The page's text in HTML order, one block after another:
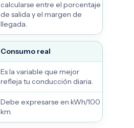
calcularse entre el porcentaje
de salida y el margen de
llegada.
Consumo real
Es la variable que mejor
refleja tu conducción diaria.
Debe expresarse en kWh/100
km.